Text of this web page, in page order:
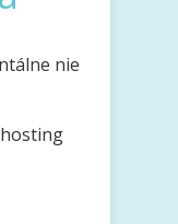
nie